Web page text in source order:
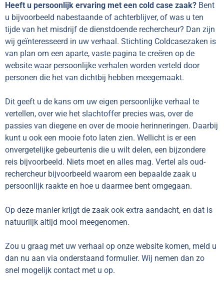
Heeft u persoonlijk ervaring met een cold case zaak? Bent
u bijvoorbeeld nabestaande of achterblijver, of was u ten
tijde van het misdrijf de dienstdoende rechercheur? Dan zijn
wij geïnteresseerd in uw verhaal. Stichting Coldcasezaken is
van plan om een aparte, vaste pagina te creëren op de
website waar persoonlijke verhalen worden verteld door
personen die het van dichtbij hebben meegemaakt.
Dit geeft u de kans om uw eigen persoonlijke verhaal te
vertellen, over wie het slachtoffer precies was, over de
passies van diegene en over de mooie herinneringen. Daarbij
kunt u ook een mooie foto laten zien. Wellicht is er een
onvergetelijke gebeurtenis die u wilt delen, een bijzondere
reis bijvoorbeeld. Niets moet en alles mag. Vertel als oud-
rechercheur bijvoorbeeld waarom een bepaalde zaak u
persoonlijk raakte en hoe u daarmee bent omgegaan.
Op deze manier krijgt de zaak ook extra aandacht, en dat is
natuurlijk altijd mooi meegenomen.
Zou u graag met uw verhaal op onze website komen, meld u
dan nu aan via onderstaand formulier. Wij nemen dan zo
snel mogelijk contact met u op.